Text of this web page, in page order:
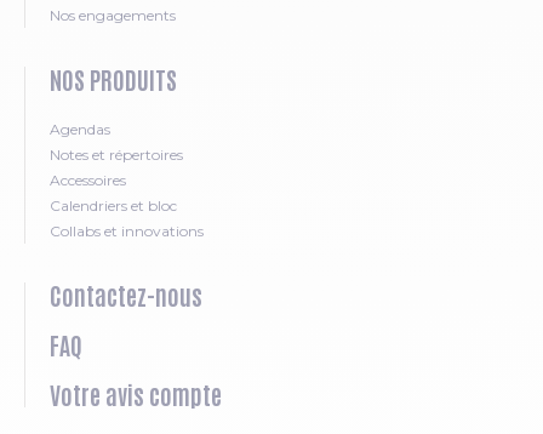
Nos engagements
NOS PRODUITS
Agendas
Notes et répertoires
Accessoires
Calendriers et bloc
Collabs et innovations
Contactez-nous
FAQ
Votre avis compte